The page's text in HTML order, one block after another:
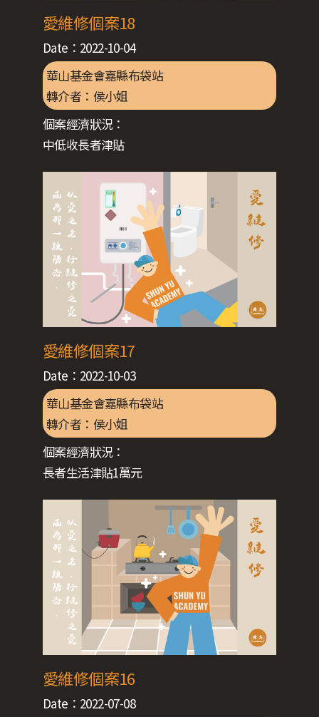
愛維修個案18
Date： 2022-10-04
華山基金會嘉縣布袋站
轉介者： 侯小姐
個案經濟狀況：
中低收長者津貼
愛維修個案17
Date： 2022-10-03
華山基金會嘉縣布袋站
轉介者： 侯小姐
個案經濟狀況：
長者生活津貼1萬元
愛維修個案16
Date： 2022-07-08